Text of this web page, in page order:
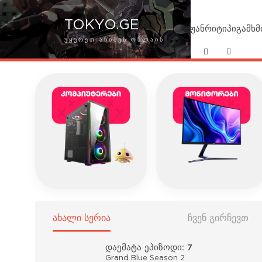
TOKYO.GE
ᲣᲧᲣᲠᲔᲗ ᲐᲜᲘᲛᲔᲡ ᲝᲜᲚᲐᲘᲜ
ჟანრიტიპი
ᲐᲮᲐᲚᲘ ᲡᲔᲠᲘᲐ ᲩᲕᲔᲜ ᲒᲘᲠᲩᲔᲕᲗ
დაემატა ეპიზოდი: 7
Grand Blue Season 2